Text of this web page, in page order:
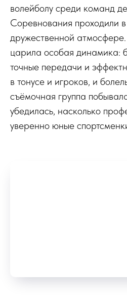
волейболу среди команд
Соревнования проходили
дружественной
царила особая динамика:
точные передачи и
в тонусе и игроков, и
съёмочная группа
убедилась, насколько
уверенно юные